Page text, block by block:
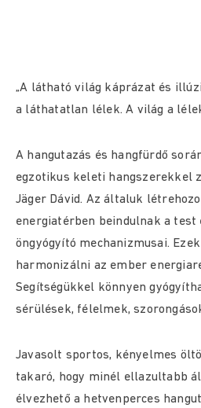
„A látható világ káprázat és
a láthatatlan lélek. A világ a
A hangutazás és hangfürdő
egzotikus keleti hangszerekkel
Jäger Dávid. Az általuk
energiatérben beindulnak a
öngyógyító mechanizmusai.
harmonizálni az ember
Segítségükkel könnyen
sérülések, félelmek,
Javasolt sportos, kényelmes
takaró, hogy minél ellazultabb
élvezhető a hetvenperces